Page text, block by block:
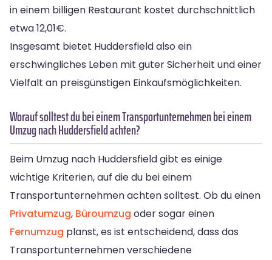
in einem billigen Restaurant kostet durchschnittlich
etwa 12,01€.
Insgesamt bietet Huddersfield also ein
erschwingliches Leben mit guter Sicherheit und einer
Vielfalt an preisgünstigen Einkaufsmöglichkeiten.
Worauf solltest du bei einem Transportunternehmen bei einem
Umzug nach Huddersfield achten?
Beim Umzug nach Huddersfield gibt es einige
wichtige Kriterien, auf die du bei einem
Transportunternehmen achten solltest. Ob du einen
Privatumzug, Büroumzug oder sogar einen
Fernumzug planst, es ist entscheidend, dass das
Transportunternehmen verschiedene